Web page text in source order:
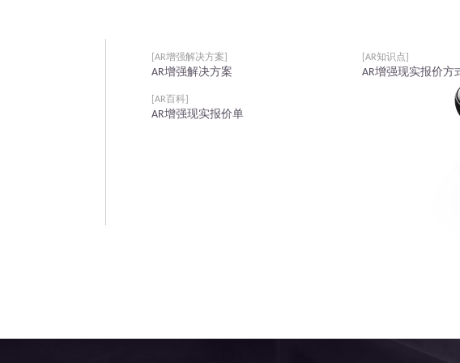
[AR增强解决方案]
AR增强解决方案
[AR知识点]
AR增强现实报价方
[AR百科]
AR增强现实报价单